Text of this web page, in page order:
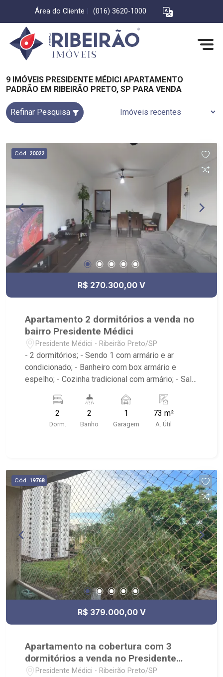
Área do Cliente (016) 3620-1000
9 IMÓVEIS PRESIDENTE MÉDICI APARTAMENTO
PADRÃO EM RIBEIRÃO PRETO, SP PARA VENDA
Refinar Pesquisa
Cód. 20022
R$ 270.300,00 V
Apartamento 2 dormitórios a venda no
bairro Presidente Médici
Presidente Médici - Ribeirão Preto/SP
- 2 dormitórios; - Sendo 1 com armário e ar
condicionado; - Banheiro com box armário e
espelho; - Cozinha tradicional com armário; - Sala
elevador; - Sacada; - Próximo ao jotta burguer,
Panificadora Vó Luzia, 3Fit Ribeirão Preto Luzia,
Telepizza mineiro;
2
Dorm.
2
Banho
1
Garagem
73 m²
A. Útil
Cód. 19768
R$ 379.000,00 V
Apartamento na cobertura com 3
dormitórios a venda no Presidente
Médici
Presidente Médici - Ribeirão Preto/SP